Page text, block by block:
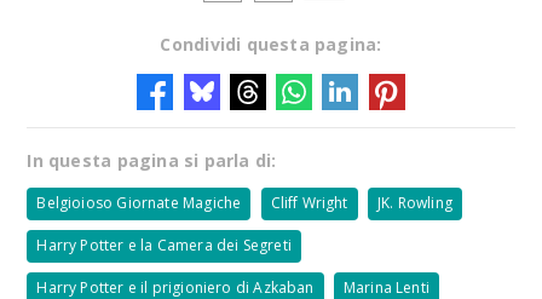
Condividi questa pagina:
In questa pagina si parla di:
Belgioioso Giornate Magiche Cliff Wright JK. Rowling
Harry Potter e la Camera dei Segreti
Harry Potter e il prigioniero di Azkaban Marina Lenti